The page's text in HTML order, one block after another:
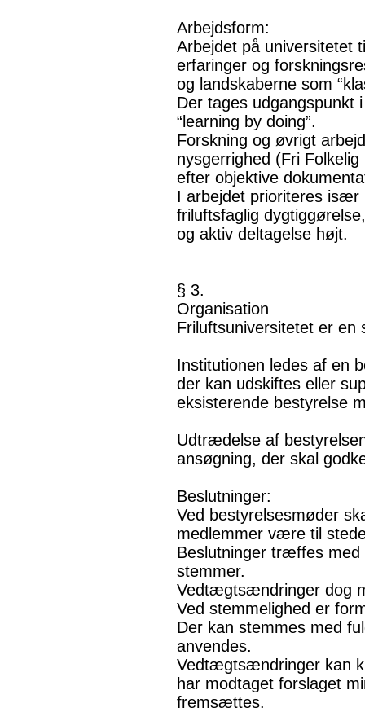
Arbejdsform:
Arbejdet på universitetet
erfaringer og
og landskaberne som
Der tages
“learning by doing”.
Forskning og øvrigt
nysgerrighed (Fri
efter objektive
I arbejdet prioriteres især
friluftsfaglig
og aktiv deltagelse højt.
§ 3.
Organisation
Friluftsuniversitetet er en
Institutionen ledes af en
der kan udskiftes eller
eksisterende bestyrelse
Udtrædelse af
ansøgning, der skal
Beslutninger:
Ved bestyrelsesmøder
medlemmer være til
Beslutninger træffes
stemmer.
Vedtægtsændringer dog
Ved stemmelighed er
Der kan stemmes med
anvendes.
Vedtægtsændringer kan
har modtaget forslaget
fremsættes.